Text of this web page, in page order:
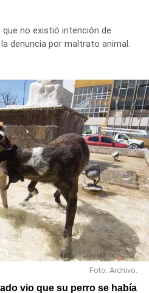
que no existió intención de
denuncia por maltrato animal.
Foto: Archivo.
vio que su perro se había